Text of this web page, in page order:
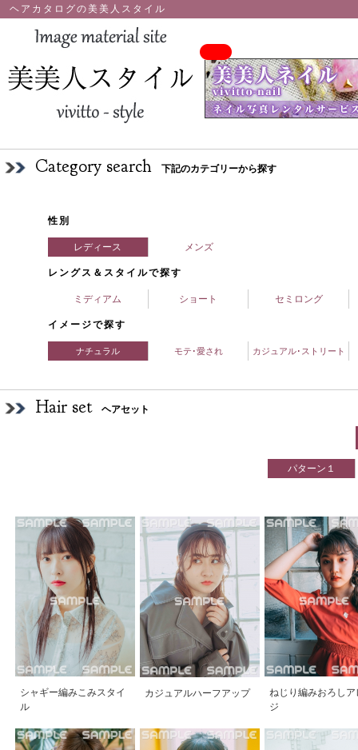
ヘアカタログの美美人スタイル
Category search 下記のカテゴリーから探す
性別
レディース メンズ
レングス＆スタイルで探す
ミディアム ショート セミロング
イメージで探す
ナチュラル モテ･愛され カジュアル･ストリート
Hair set ヘアセット
パターン１
シャギー編みこみスタイ
ル
カジュアルハーフアップ
ねじり編みおろしア
ジ